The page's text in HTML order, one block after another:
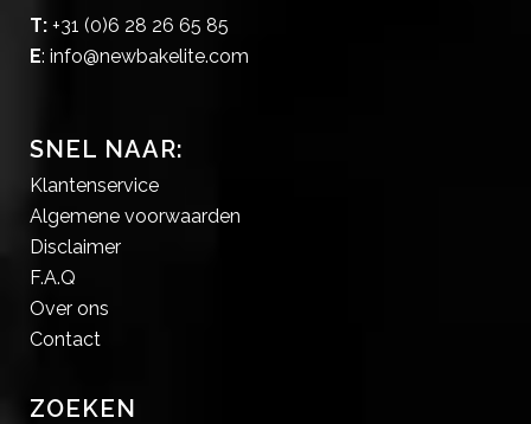
T: +31 (0)6 28 26 65 85
E: info@newbakelite.com
SNEL NAAR:
Klantenservice
Algemene voorwaarden
Disclaimer
F.A.Q
Over ons
Contact
ZOEKEN